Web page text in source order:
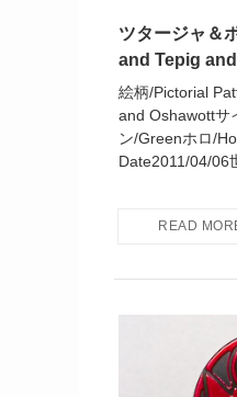
ツタージャ＆
and Tepig
絵柄/Pictorial
and Oshawottサ
ン/Greenホロ/
Date2011/04/06